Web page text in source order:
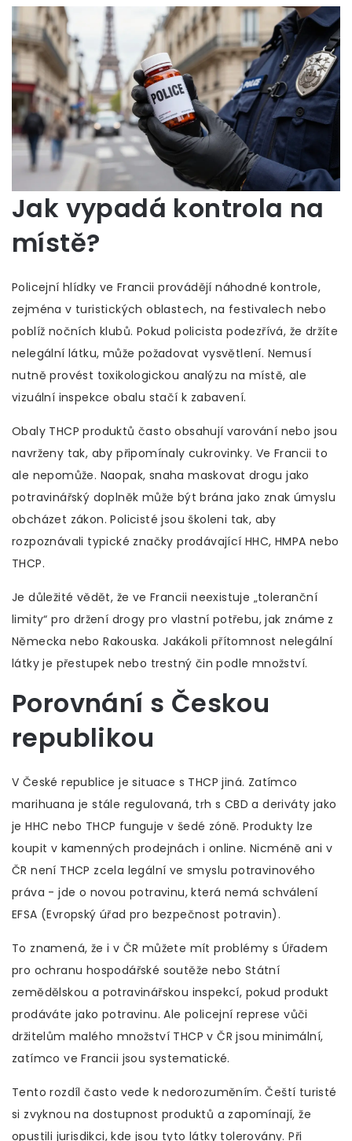
Jak vypadá kontrola na
místě?
Policejní hlídky ve Francii provádějí náhodné kontrole,
zejména v turistických oblastech, na festivalech nebo
poblíž nočních klubů. Pokud policista podezřívá, že držíte
nelegální látku, může požadovat vysvětlení. Nemusí
nutně provést toxikologickou analýzu na místě, ale
vizuální inspekce obalu stačí k zabavení.
Obaly THCP produktů často obsahují varování nebo jsou
navrženy tak, aby připomínaly cukrovinky. Ve Francii to
ale nepomůže. Naopak, snaha maskovat drogu jako
potravinářský doplněk může být brána jako znak úmyslu
obcházet zákon. Policisté jsou školeni tak, aby
rozpoznávali typické značky prodávající HHC, HMPA nebo
THCP.
Je důležité vědět, že ve Francii neexistuje „toleranční
limity“ pro držení drogy pro vlastní potřebu, jak známe z
Německa nebo Rakouska. Jakákoli přítomnost nelegální
látky je přestupek nebo trestný čin podle množství.
Porovnání s Českou
republikou
V České republice je situace s THCP jiná. Zatímco
marihuana je stále regulovaná, trh s CBD a deriváty jako
je HHC nebo THCP funguje v šedé zóně. Produkty lze
koupit v kamenných prodejnách i online. Nicméně ani v
ČR není THCP zcela legální ve smyslu potravinového
práva - jde o novou potravinu, která nemá schválení
EFSA (Evropský úřad pro bezpečnost potravin).
To znamená, že i v ČR můžete mít problémy s Úřadem
pro ochranu hospodářské soutěže nebo Státní
zemědělskou a potravinářskou inspekcí, pokud produkt
prodáváte jako potravinu. Ale policejní represe vůči
držitelům malého množství THCP v ČR jsou minimální,
zatímco ve Francii jsou systematické.
Tento rozdíl často vede k nedorozuměním. Čeští turisté
si zvyknou na dostupnost produktů a zapomínají, že
opustili jurisdikci, kde jsou tyto látky tolerovány. Při